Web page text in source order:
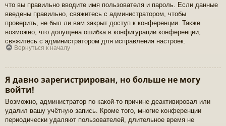
что вы правильно вводите имя пользователя и пароль. Если данные
введены правильно, свяжитесь с администратором, чтобы
проверить, не был ли вам закрыт доступ к конференции. Также
возможно, что допущена ошибка в конфигурации конференции,
свяжитесь с администратором для исправления настроек.
Вернуться к началу
Я давно зарегистрирован, но больше не могу
войти!
Возможно, администратор по какой-то причине деактивировал или
удалил вашу учётную запись. Кроме того, многие конференции
периодически удаляют пользователей, длительное время не